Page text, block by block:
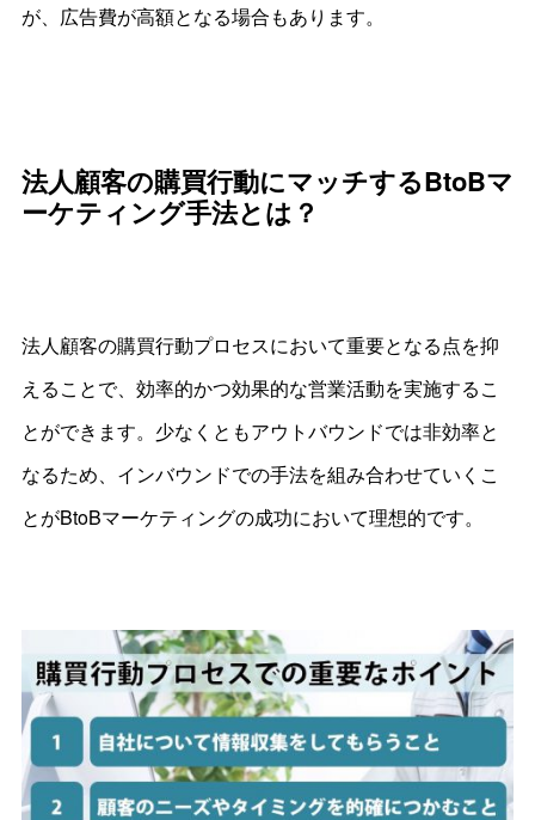
が、広告費が高額となる場合もあります。
法人顧客の購買行動にマッチするBtoBマ
ーケティング手法とは？
法人顧客の購買行動プロセスにおいて重要となる点を抑
えることで、効率的かつ効果的な営業活動を実施するこ
とができます。少なくともアウトバウンドでは非効率と
なるため、インバウンドでの手法を組み合わせていくこ
とがBtoBマーケティングの成功において理想的です。